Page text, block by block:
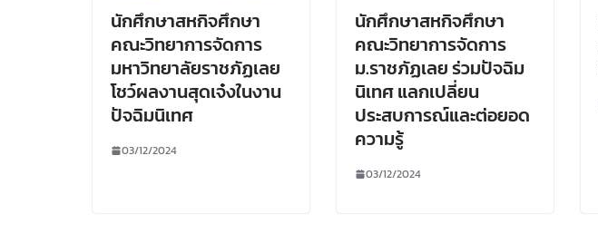
นักศึกษาสหกิจศึกษา
คณะวิทยาการจัดการ
มหาวิทยาลัยราชภัฏเลย
โชว์ผลงานสุดเจ๋งในงาน
ปัจฉิมนิเทศ
03/12/2024
นักศึกษาสหกิจศึกษา
คณะวิทยาการจัดการ
ม.ราชภัฏเลย ร่วมปัจฉิม
นิเทศ แลกเปลี่ยน
ประสบการณ์และต่อยอด
ความรู้
03/12/2024